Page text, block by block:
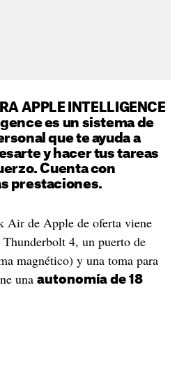
APPLE INTELLIGENCE
es un sistema de
que te ayuda a
y hacer tus tareas
Cuenta con
prestaciones.
Air de Apple de oferta viene
4, un puerto de
magnético) y una toma para
una autonomía de 18